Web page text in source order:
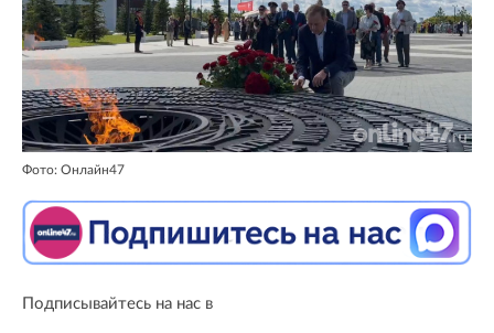
Фото: Онлайн47
Подписывайтесь на нас в